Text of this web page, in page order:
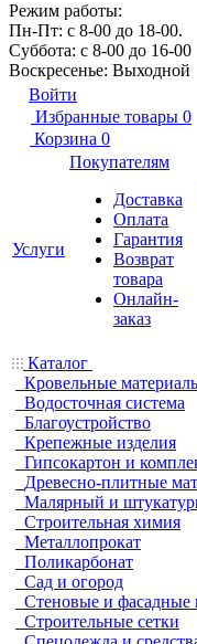
Режим работы:
Пн-Пт: с 8-00 до 18-00.
Суббота: с 8-00 до 16-00
Воскресенье: Выходной
Войти
Избранные товары 0
Корзина 0
Услуги
Покупателям
Доставка
Оплата
Гарантия
Возврат
товара
Онлайн-
заказ
Каталог
Кровельные
Водосточная система
Благоустройство
Крепежные изделия
Гипсокартон и
Древесно-плитные
Малярный и
Строительная химия
Металлопрокат
Поликарбонат
Сад и огород
Стеновые и фасадные
Строительные сетки